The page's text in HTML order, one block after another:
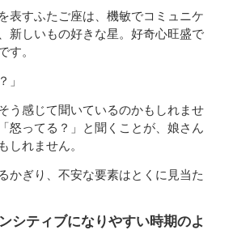
表すふたご座は、機敏でコミュニケ
新しいもの好きな星。好奇心旺盛で
す。
」
う感じて聞いているのかもしれませ
怒ってる？」と聞くことが、娘さん
しれません。
かぎり、不安な要素はとくに見当た
シティブになりやすい時期のよ